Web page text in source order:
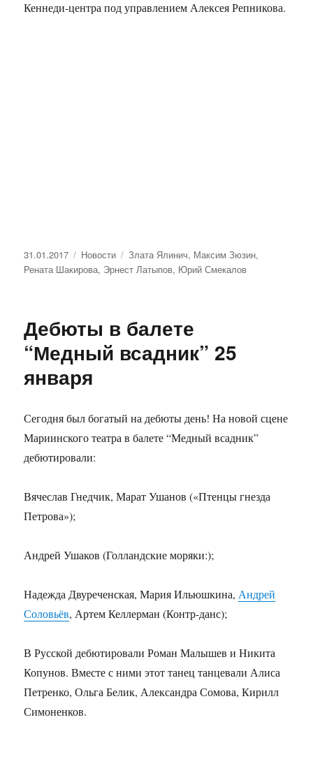
Кеннеди-центра под управлением Алексея Репникова.
Опубликовано
31.01.2017 Рубрики
Новости Метки
Злата Ялинич, Максим Зюзин,
Рената Шакирова, Эрнест Латыпов, Юрий Смекалов
Дебюты в балете
“Медный всадник” 25
января
Сегодня был богатый на дебюты день! На новой сцене
Мариинского театра в балете “Медный всадник”
дебютировали:
Вячеслав Гнедчик, Марат Ушанов («Птенцы гнезда
Петрова»);
Андрей Ушаков (Голландские моряки:);
Надежда Двуреченская, Мария Ильюшкина, Андрей
Соловьёв, Артем Келлерман (Контр-данс);
В Русской дебютировали Роман Малышев и Никита
Копунов. Вместе с ними этот танец танцевали Алиса
Петренко, Ольга Белик, Александра Сомова, Кирилл
Симоненков.